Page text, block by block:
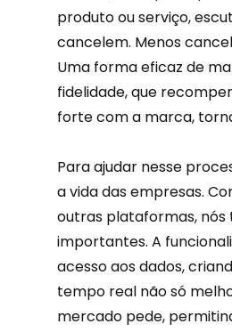
produto ou serviço,
cancelem. Menos
Uma forma eficaz de
fidelidade, que
forte com a marca,
Para ajudar nesse
a vida das empresas.
outras plataformas, nós
importantes. A
acesso aos dados,
tempo real não só
mercado pede,